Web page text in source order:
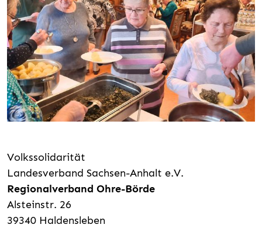
Volkssolidarität
Landesverband Sachsen-Anhalt e.V.
Regionalverband Ohre-Börde
Alsteinstr. 26
39340 Haldensleben